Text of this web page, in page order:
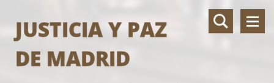
JUSTICIA Y PAZ
DE MADRID